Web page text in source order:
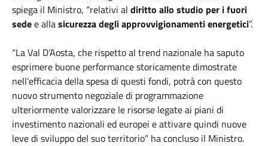
spiega il Ministro, “relativi al diritto allo studio per i fuori
sedee allasicurezza degli approvvigionamenti energetici”.
“La Val D’Aosta, che rispetto al trend nazionale ha saputo
esprimere buone performance storicamente dimostrate
nell’efficacia della spesa di questi fondi, potrà con questo
nuovo strumento negoziale di programmazione
ulteriormente valorizzare le risorse legate ai piani di
investimento nazionali ed europei e attivare quindi nuove
leve di sviluppo del suo territorio” ha concluso il Ministro.